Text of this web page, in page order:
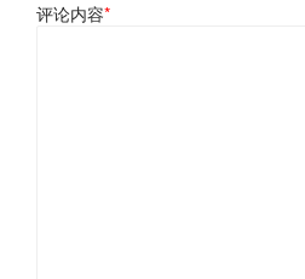
评论内容*